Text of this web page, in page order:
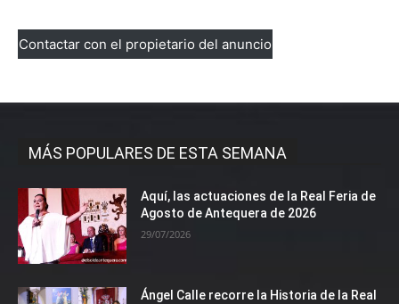
Contactar con el propietario del anuncio
MÁS POPULARES DE ESTA SEMANA
Aquí, las actuaciones de la Real Feria de
Agosto de Antequera de 2026
29/07/2026
Ángel Calle recorre la Historia de la Real